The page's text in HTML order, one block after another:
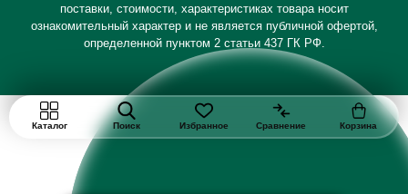
поставки, стоимости, характеристиках товара носит
ознакомительный характер и не является публичной офертой,
определенной пунктом 2 статьи 437 ГК РФ.
Каталог Поиск Избранное Сравнение Корзина